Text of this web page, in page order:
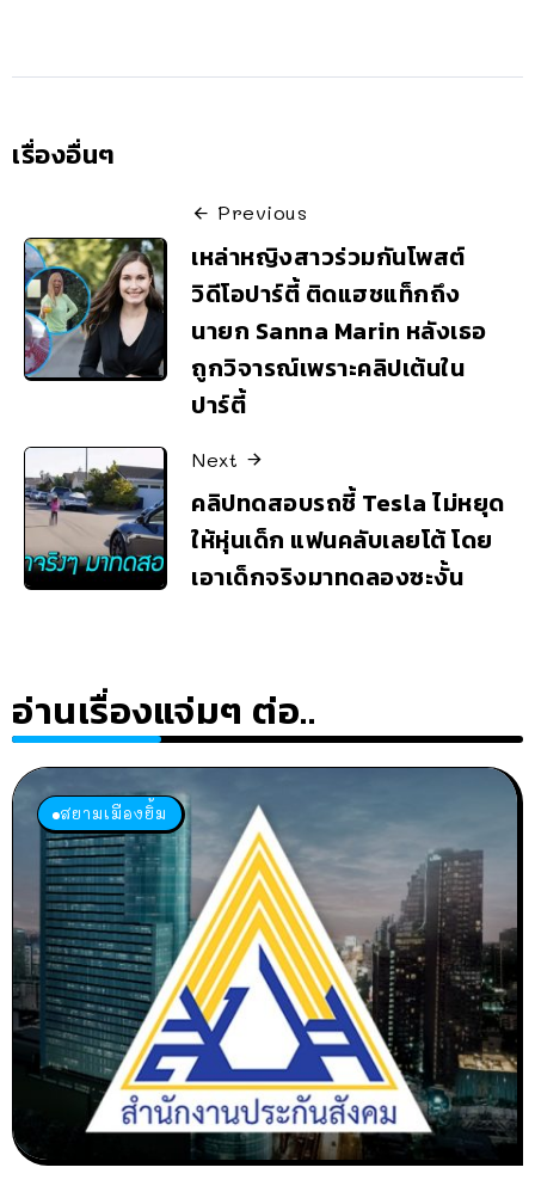
เรื่องอื่นๆ
Previous
เหล่าหญิงสาวร่วมกันโพสต์
วิดีโอปาร์ตี้ ติดแฮชแท็กถึง
นายก Sanna Marin หลังเธอ
ถูกวิจารณ์เพราะคลิปเต้นใน
ปาร์ตี้
Next
คลิปทดสอบรถชี้ Tesla ไม่หยุด
ให้หุ่นเด็ก แฟนคลับเลยโต้ โดย
เอาเด็กจริงมาทดลองซะงั้น
อ่านเรื่องแจ่มๆ ต่อ..
สยามเมืองยิ้ม